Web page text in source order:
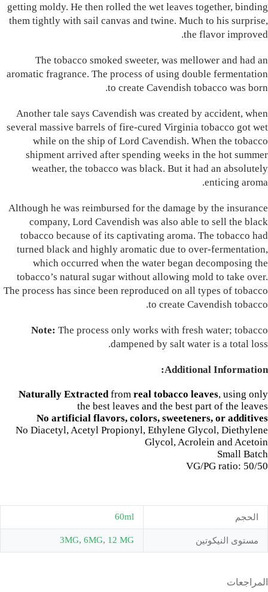
getting moldy. He then rolled the wet leaves together, binding
them tightly with sail canvas and twine. Much to his surprise,
the flavor improved.
The tobacco smoked sweeter, was mellower and had an
aromatic fragrance. The process of using double fermentation
to create Cavendish tobacco was born.
Another tale says Cavendish was created by accident, when
several massive barrels of fire-cured Virginia tobacco got wet
while on the ship of Lord Cavendish. When the tobacco
shipment arrived after spending weeks in the hot summer
weather, the tobacco was black. But it had an absolutely
enticing aroma.
Although he was reimbursed for the damage by the insurance
company, Lord Cavendish was also able to sell the black
tobacco because of its captivating aroma. The tobacco had
turned black and highly aromatic due to over-fermentation,
which occurred when the water began decomposing the
tobacco’s natural sugar without allowing mold to take over.
The process has since been reproduced on all types of tobacco
to create Cavendish tobacco.
Note: The process only works with fresh water; tobacco
dampened by salt water is a total loss.
Additional Information:
Naturally Extractedfrom real tobacco leaves, using only
the best leaves and the best part of the leaves
No artificial flavors, colors, sweeteners, or additives
No Diacetyl, Acetyl Propionyl, Ethylene Glycol, Diethylene
Glycol, Acrolein and Acetoin
Small Batch
VG/PG ratio: 50/50
الحجم 60ml
مستوى النيكوتين 3MG, 6MG, 12 MG
المراجعات